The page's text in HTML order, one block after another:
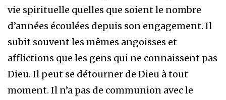
vie spirituelle quelles que soient le nombre
d’années écoulées depuis son engagement. Il
subit souvent les mêmes angoisses et
afflictions que les gens qui ne connaissent pas
Dieu. Il peut se détourner de Dieu à tout
moment. Il n’a pas de communion avec le